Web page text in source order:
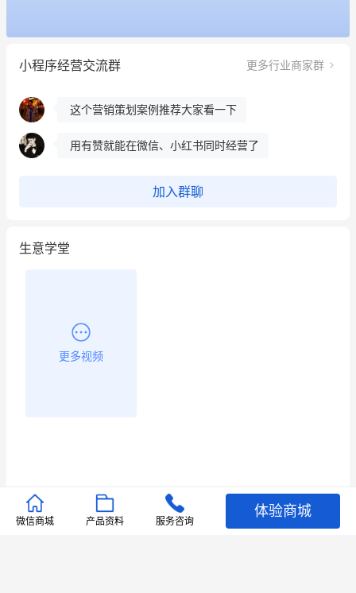
小程序经营交流群 更多行业商家群
冰墩墩货源充足需要的联系我
这个营销策划案例推荐大家看一下
用有赞就能在微信、小红书同时经营了
餐饮也得靠私域和服务提高竞争力
加入群聊
生意学堂
更多视频
推荐文章
微信商城 产品资料 服务咨询
体验商城